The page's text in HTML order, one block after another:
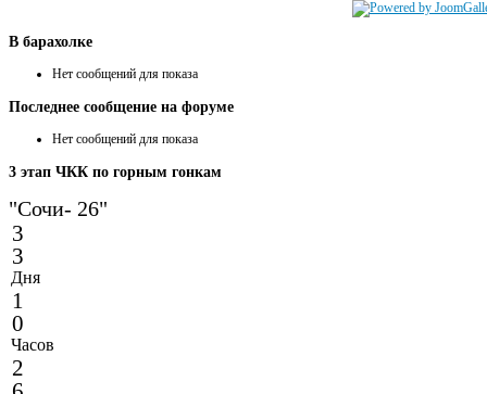
В барахолке
Нет сообщений для показа
Последнее сообщение на форуме
Нет сообщений для показа
3 этап ЧКК по горным гонкам
"Сочи- 26"
3
3
Дня
1
0
Часов
2